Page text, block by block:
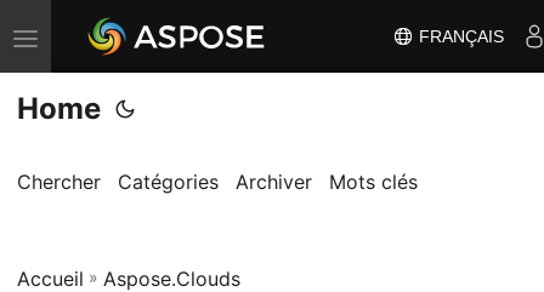
B
a
s
u
r
FRANÇAIS
Home
Chercher Catégories Archiver Mots clés
Accueil » Aspose.Clouds